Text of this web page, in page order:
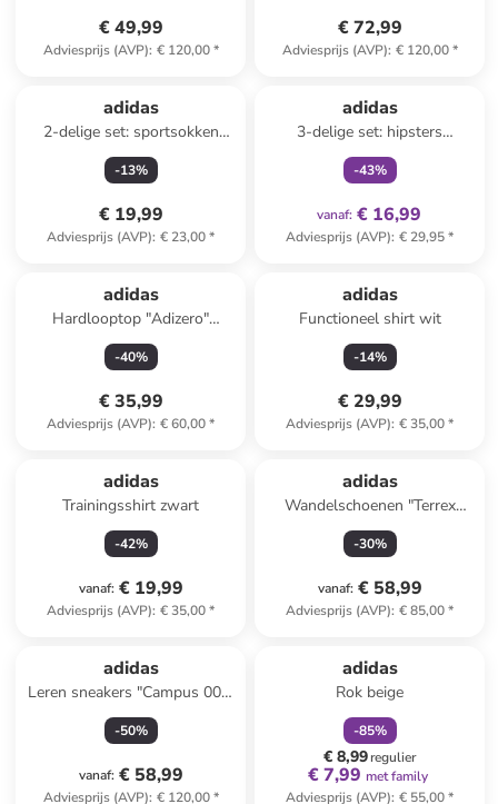
€ 49,99
Adviesprijs (AVP): € 120,00*
€ 72,99
Adviesprijs (AVP): € 120,00*
adidas
2-delige set: sportsokken
crème/donkerblauw
-13%
€ 19,99
Adviesprijs (AVP): € 23,00*
adidas
3-delige set: hipsters
beige/zwart/lichtroze
-43%
vanaf: € 16,99
Adviesprijs (AVP): € 29,95*
adidas
Hardlooptop "Adizero"
lichtroze
-40%
€ 35,99
Adviesprijs (AVP): € 60,00*
adidas
Functioneel shirt wit
-14%
€ 29,99
Adviesprijs (AVP): € 35,00*
adidas
Trainingsshirt zwart
-42%
vanaf: € 19,99
Adviesprijs (AVP): € 35,00*
adidas
Wandelschoenen "Terrex
Anylander" kaki
-30%
vanaf: € 58,99
Adviesprijs (AVP): € 85,00*
adidas
Leren sneakers "Campus 00s"
blauw
-50%
vanaf: € 58,99
Adviesprijs (AVP): € 120,00*
adidas
Rok beige
-85%
€ 8,99regulier
€ 7,99 met family
Adviesprijs (AVP): € 55,00*